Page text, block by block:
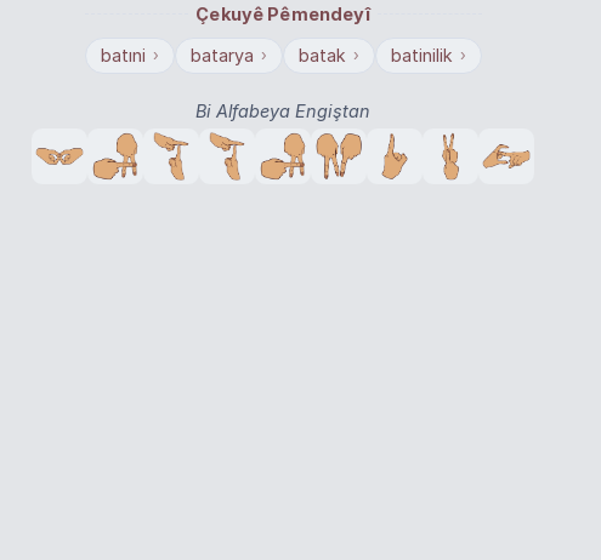
Çekuyê Pêmendeyî
batıni › batarya › batak › batinilik ›
Bi Alfabeya Engiştan